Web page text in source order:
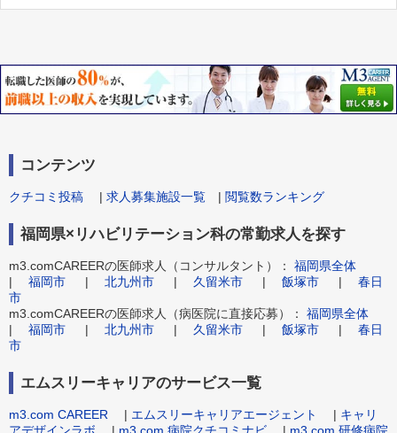
コンテンツ
クチコミ投稿 | 求人募集施設一覧 | 閲覧数ランキング
福岡県×リハビリテーション科の常勤求人を探す
m3.comCAREERの医師求人（コンサルタント）： 福岡県全体
| 福岡市 | 北九州市 | 久留米市 | 飯塚市 | 春日
市
m3.comCAREERの医師求人（病医院に直接応募）： 福岡県全体
| 福岡市 | 北九州市 | 久留米市 | 飯塚市 | 春日
市
エムスリーキャリアのサービス一覧
m3.com CAREER | エムスリーキャリアエージェント | キャリ
アデザインラボ | m3.com 病院クチコミナビ | m3.com 研修病院